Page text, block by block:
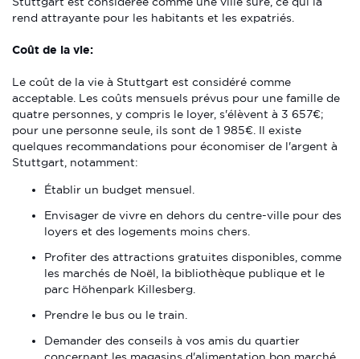
rend attrayante pour les habitants et les expatriés.
Coût de la vie:
Le coût de la vie à Stuttgart est considéré comme
acceptable. Les coûts mensuels prévus pour une famille de
quatre personnes, y compris le loyer, s'élèvent à 3 657€;
pour une personne seule, ils sont de 1 985€. Il existe
quelques recommandations pour économiser de l'argent à
Stuttgart, notamment:
Établir un budget mensuel.
Envisager de vivre en dehors du centre-ville pour des
loyers et des logements moins chers.
Profiter des attractions gratuites disponibles, comme
les marchés de Noël, la bibliothèque publique et le
parc Höhenpark Killesberg.
Prendre le bus ou le train.
Demander des conseils à vos amis du quartier